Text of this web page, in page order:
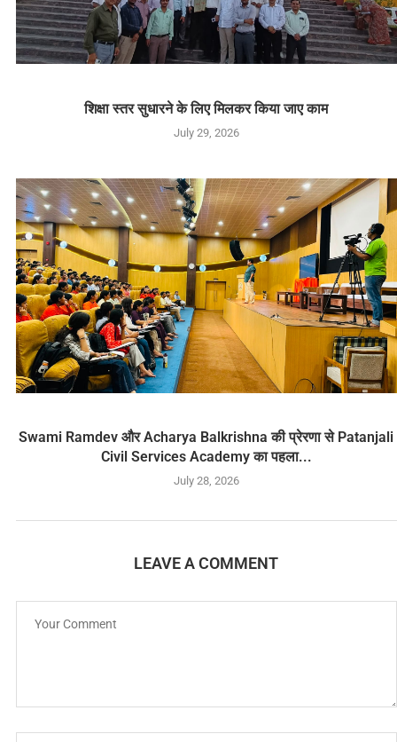
शिक्षा स्तर सुधारने के लिए मिलकर किया जाए काम
July 29, 2026
Swami Ramdev और Acharya Balkrishna की प्रेरणा से Patanjali
Civil Services Academy का पहला...
July 28, 2026
LEAVE A COMMENT